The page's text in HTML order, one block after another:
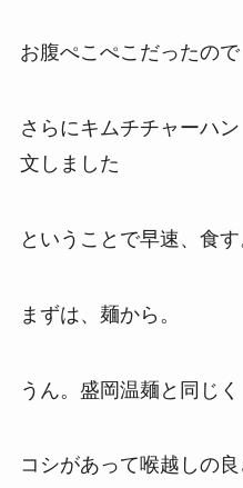
お腹ぺこぺこだったので
さらにキムチチャーハ
文しました
ということで早速、食す
まずは、麺から。
うん。盛岡温麺と同じく
コシがあって喉越しの